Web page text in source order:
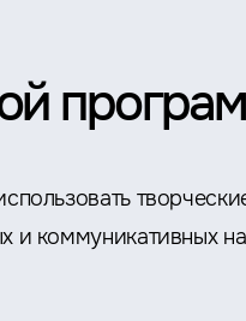
и коммуникативных